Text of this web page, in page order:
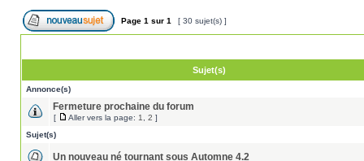
Page 1 sur 1 [ 30 sujet(s) ]
Sujet(s)
Annonce(s)
Fermeture prochaine du forum
[ Aller vers la page: 1 2 ]
Sujet(s)
Un nouveau né tournant sous Automne 4.2